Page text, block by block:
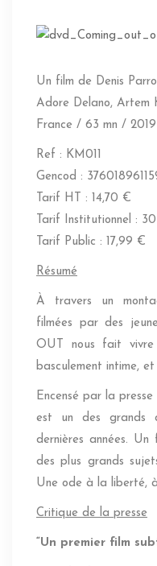
Un film de Denis
Adore Delano, Artem
France / 63 mn / 2019
Ref : KM011
Gencod :
Tarif HT : 14,70 €
Tarif Institutionnel :
Tarif Public : 17,99 €
Résumé
À travers un
filmées par des
OUT nous fait
basculement intime,
Encensé par la
est un des grands
dernières années.
des plus grands
Une ode à la liberté,
Critique de la presse
“Un premier film